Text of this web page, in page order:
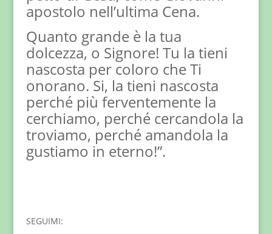
apostolo nell’ultima Cena.
Quanto grande è la tua
dolcezza, o Signore! Tu la tieni
nascosta per coloro che Ti
onorano. Si, la tieni nascosta
perché più ferventemente la
cerchiamo, perché cercandola la
troviamo, perché amandola la
gustiamo in eterno!”.
SEGUIMI: